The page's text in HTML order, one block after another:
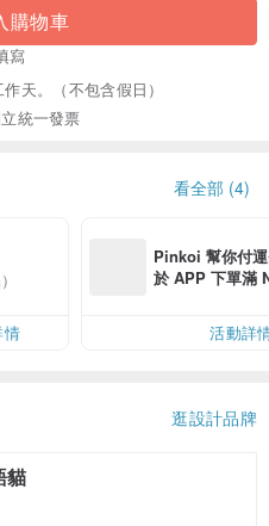
購物車
寫
天。（不包含假日）
統一發票
看全部 (4)
情
Pinkoi 幫你付
於 APP 下單滿
活動詳
逛設計品牌
貓